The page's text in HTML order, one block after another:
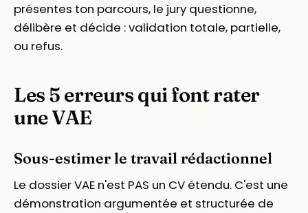
présentes ton parcours, le jury questionne,
délibère et décide : validation totale, partielle,
ou refus.
Les 5 erreurs qui font rater
une VAE
Sous-estimer le travail rédactionnel
Le dossier VAE n'est PAS un CV étendu. C'est une
démonstration argumentée et structurée de